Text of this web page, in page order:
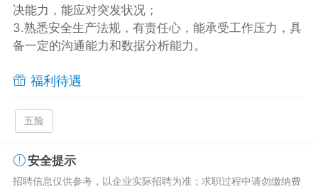
决能力，能应对突发状况；
3.熟悉安全生产法规，有责任心，能承受工作压力，具
备一定的沟通能力和数据分析能力。
福利待遇
五险
安全提示
招聘信息仅供参考，以企业实际招聘为准；求职过程中请勿缴纳费